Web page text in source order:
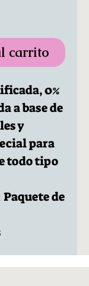
carrito
0%
a base de
y
para
todo tipo
de